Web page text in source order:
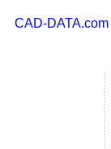
CAD-DATA.com